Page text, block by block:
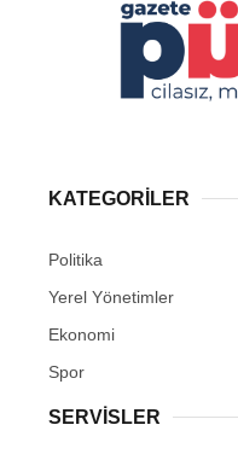
KATEGORİLER
Politika
Yerel Yönetimler
Ekonomi
Spor
SERVİSLER